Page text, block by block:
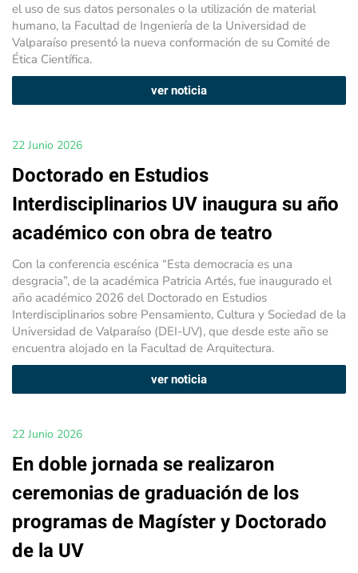
el uso de sus datos personales o la utilización de material
humano, la Facultad de Ingeniería de la Universidad de
Valparaíso presentó la nueva conformación de su Comité de
Ética Científica.
ver noticia
22 Junio 2026
Doctorado en Estudios
Interdisciplinarios UV inaugura su año
académico con obra de teatro
Con la conferencia escénica “Esta democracia es una
desgracia”, de la académica Patricia Artés, fue inaugurado el
año académico 2026 del Doctorado en Estudios
Interdisciplinarios sobre Pensamiento, Cultura y Sociedad de la
Universidad de Valparaíso (DEI-UV), que desde este año se
encuentra alojado en la Facultad de Arquitectura.
ver noticia
22 Junio 2026
En doble jornada se realizaron
ceremonias de graduación de los
programas de Magíster y Doctorado
de la UV